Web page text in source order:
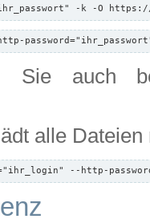
-k -O https://
auch
alle
--http-